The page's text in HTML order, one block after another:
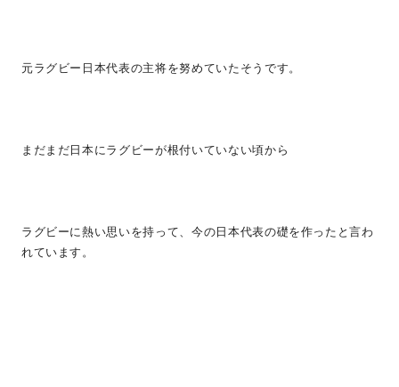
元ラグビー日本代表の主将を努めていたそうです。
まだまだ日本にラグビーが根付いていない頃から
ラグビーに熱い思いを持って、今の日本代表の礎を作ったと言わ
れています。